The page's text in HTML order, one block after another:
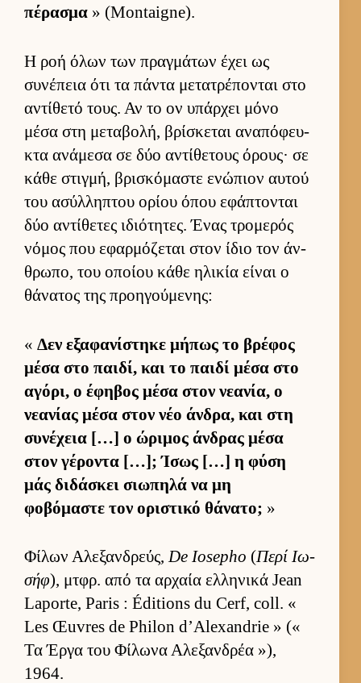
πέρασμα » (Montaigne).
Η ροή όλων των πραγ­μάτων έχει ως
συνέπεια ότι τα πάντα μετατρέπονται στο
αντίθετό τους. Αν το ον υπάρ­χει μόνο
μέσα στη μεταβολή, βρίσκεται αναπόφευ­
κτα ανάμεσα σε δύο αντίθετους όρους· σε
κάθε στιγ­μή, βρισκόμαστε ενώπιον αυ­τού
του ασύλ­ληπτου ορίου όπου εφάπτονται
δύο αντίθετες ιδιότητες. Ένας τρομερός
νόμος που εφαρ­μόζεται στον ίδιο τον άν­
θρωπο, του οποίου κάθε ηλικία εί­ναι ο
θάνατος της προη­γού­μενης:
« Δεν εξαφανίστηκε μήπως το βρέφος
μέσα στο παι­δί, και το παιδί μέσα στο
αγόρι, ο έφηβος μέσα στον νεανία, ο
νεανίας μέσα στον νέο άν­δρα, και στη
συνέχεια […] ο ώριμος άν­δρας μέσα
στον γέροντα […]; Ίσως […] η φύση
μάς διδάσκει σιω­πηλά να μη
φοβόμαστε τον οριστικό θάνατο; »
Φίλων Αλεξαν­δρεύς,De Iosepho (Περί Ιω­
σήφ), μτ­φρ. από τα αρ­χαία ελ­ληνικά Jean
Laporte, Paris : Éditions du Cerf, coll. «
Les Œuvres de Philon d’Alexandrie » («
Τα Έργα του Φίλωνα Αλεξαν­δρέα »),
1964.